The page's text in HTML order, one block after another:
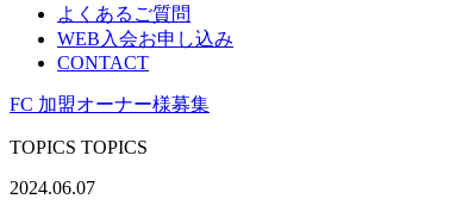
よくあるご質問
WEB入会お申し込み
CONTACT
FC 加盟オーナー様募集
TOPICS TOPICS
2024.06.07